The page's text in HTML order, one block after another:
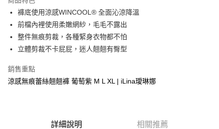
全家取貨付款
每筆NT$90，滿NT$1,300(含以上)免運費
付款後全家取貨
7-11取貨付款
每筆NT$90，滿NT$1,300(含以上)免運費
褲底使用涼感WINCOOL® 全面沁涼降溫
前檔內裡使用柔嫩網紗，毛毛不露出
整件無痕剪裁，各種緊身衣物都不怕
立體剪裁不卡屁屁，迷人翹翹有臀型
銷售重點
涼感無痕蕾絲翹翹褲 葡萄紫 M L XL | iLina璦琳娜
詳細說明 相關推薦